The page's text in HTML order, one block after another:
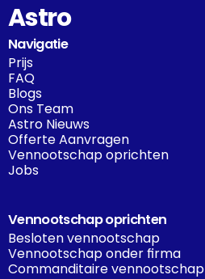
Astro
Navigatie
Prijs
FAQ
Blogs
Ons Team
Astro Nieuws
Offerte Aanvragen
Vennootschap oprichten
Jobs
Vennootschap oprichten
Besloten vennootschap
Vennootschap onder firma
Commanditaire vennootschap